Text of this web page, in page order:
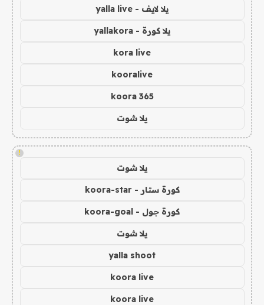
يلا لايف - yalla live
يلا كورة - yallakora
kora live
kooralive
koora 365
يلا شوت
!
يلا شوت
كورة ستار - koora-star
كورة جول - koora-goal
يلا شوت
yalla shoot
koora live
koora live